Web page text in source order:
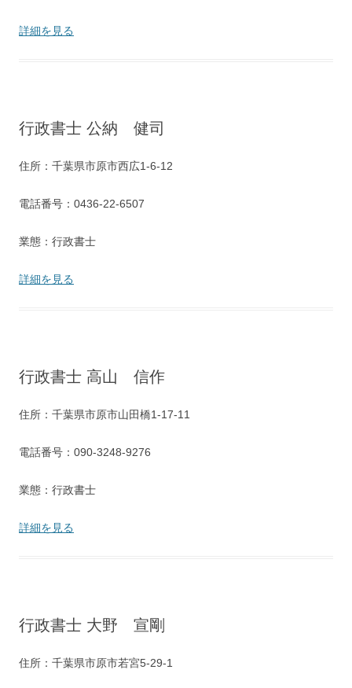
詳細を見る
行政書士 公納 健司
住所：千葉県市原市西広1-6-12
電話番号：0436-22-6507
業態：行政書士
詳細を見る
行政書士 高山 信作
住所：千葉県市原市山田橋1-17-11
電話番号：090-3248-9276
業態：行政書士
詳細を見る
行政書士 大野 宣剛
住所：千葉県市原市若宮5-29-1